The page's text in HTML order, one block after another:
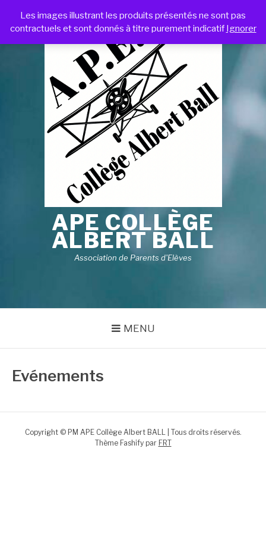
APE COLLÈGE
ALBERT BALL
Association de Parents d'Elèves
MENU
Evénements
Copyright © PM APE Collège Albert BALL | Tous droits réservés.
Thème Fashify par FRT
Les images illustrant les produits présentés ne sont pas
contractuels et sont donnés à titre purement indicatif Ignorer